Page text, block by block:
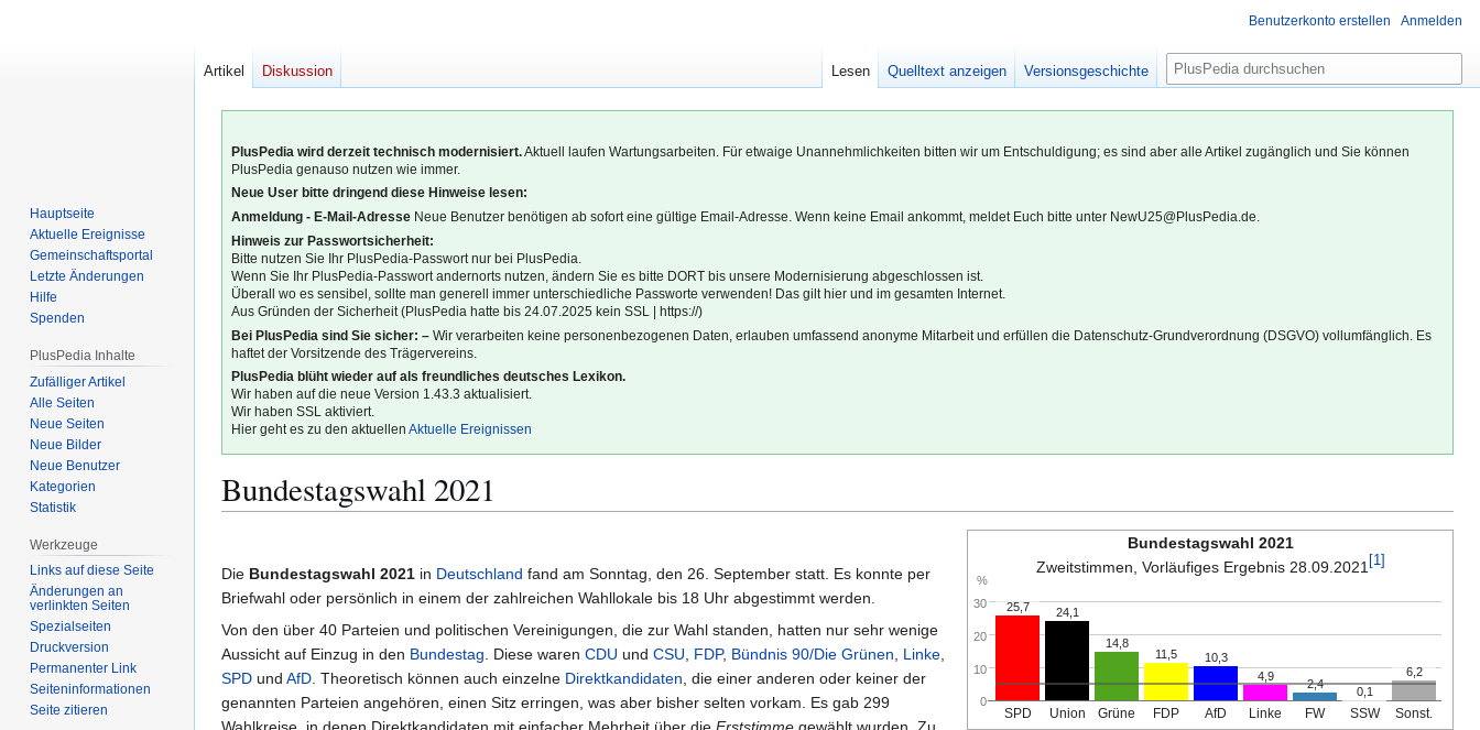
PlusPedia wird derzeit technisch modernisiert.Aktuell laufen Wartungsarbeiten. Für etwaige Unannehmlichkeiten bitten wir um Entschuldigung; es sind aber alle Artikel zugänglich und Sie können
PlusPedia genauso nutzen wie immer.
Neue User bitte dringend diese Hinweise lesen:
Anmeldung - E-Mail-Adresse Neue Benutzer benötigen ab sofort eine gültige Email-Adresse. Wenn keine Email ankommt, meldet Euch bitte unter NewU25@PlusPedia.de.
Hinweis zur Passwortsicherheit:
Bitte nutzen Sie Ihr PlusPedia-Passwort nur bei PlusPedia.
Wenn Sie Ihr PlusPedia-Passwort andernorts nutzen, ändern Sie es bitte DORT bis unsere Modernisierung abgeschlossen ist.
Überall wo es sensibel, sollte man generell immer unterschiedliche Passworte verwenden! Das gilt hier und im gesamten Internet.
Aus Gründen der Sicherheit (PlusPedia hatte bis 24.07.2025 kein SSL | https://)
Bei PlusPedia sind Sie sicher: – Wir verarbeiten keine personenbezogenen Daten, erlauben umfassend anonyme Mitarbeit und erfüllen die Datenschutz-Grundverordnung (DSGVO) vollumfänglich. Es
haftet der Vorsitzende des Trägervereins.
PlusPedia blüht wieder auf als freundliches deutsches Lexikon.
Wir haben auf die neue Version 1.43.3 aktualisiert.
Wir haben SSL aktiviert.
Hier geht es zu den aktuellenAktuelle Ereignissen
Bundestagswahl 2021
Navigation
springen
Suche
springen
Bundestagswahl 2021
Zweitstimmen, Vorläufiges Ergebnis 28.09.2021 [1]
%
30
20
10
0
25,7 24,1
14,8
11,5
10,3
4,9
2,4
0,1
6,2
SPD Union Grüne FDP AfD Linke FW SSW Sonst.
Die Bundestagswahl 2021 in Deutschland fand am Sonntag, den 26. September statt. Es konnte per
Briefwahl oder persönlich in einem der zahlreichen Wahllokale bis 18 Uhr abgestimmt werden.
Von den über 40 Parteien und politischen Vereinigungen, die zur Wahl standen, hatten nur sehr wenige
Aussicht auf Einzug in den Bundestag . Diese waren CDU und CSU FDP, Bündnis 90/Die Grünen Linke
SPD und AfD . Theoretisch können auch einzelne Direktkandidaten , die einer anderen oder keiner der
genannten Parteien angehören, einen Sitz erringen, was aber bisher selten vorkam. Es gab 299
Benutzerkonto erstellen Anmelden
Artikel Diskussion Lesen Quelltext anzeigen Versionsgeschichte
S
u
c
e
Hauptseite
Aktuelle Ereignisse
Gemeinschafts­portal
Letzte Änderungen
Hilfe
Spenden
PlusPedia Inhalte
Zufälliger Artikel
Alle Seiten
Neue Seiten
Neue Bilder
Neue Benutzer
Kategorien
Statistik
Werkzeuge
Links auf diese Seite
Änderungen an
verlinkten Seiten
Spezialseiten
Druckversion
Permanenter Link
Seiten­­informationen
Seite zitieren